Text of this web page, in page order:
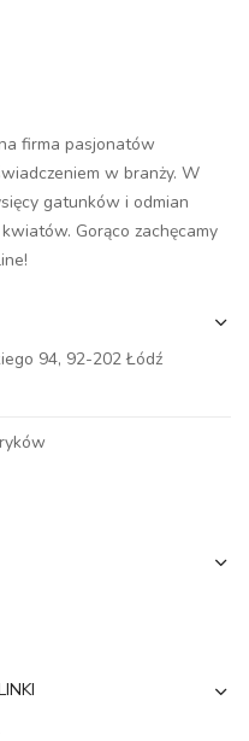
firma pasjonatów
w branży. W
gatunków i odmian
Gorąco zachęcamy
!
94, 92-202 Łódź